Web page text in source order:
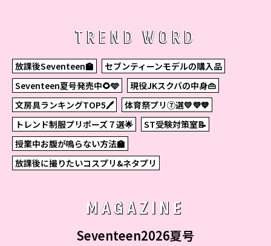
TREND WORD
放課後Seventeen🏫
セブンティーンモデルの購入品
Seventeen夏号発売中🌻🩵
現役JKスクバの中身👜
文房具ランキングTOP5🖊
体育祭プリ⑦選💛💜💙
トレンド制服プリポーズ７選🌟
ST受験対策室📝
授業中お腹が鳴らない方法🏫
放課後に撮りたいコスプリ&ネタプリ
MAGAZINE
Seventeen2026夏号